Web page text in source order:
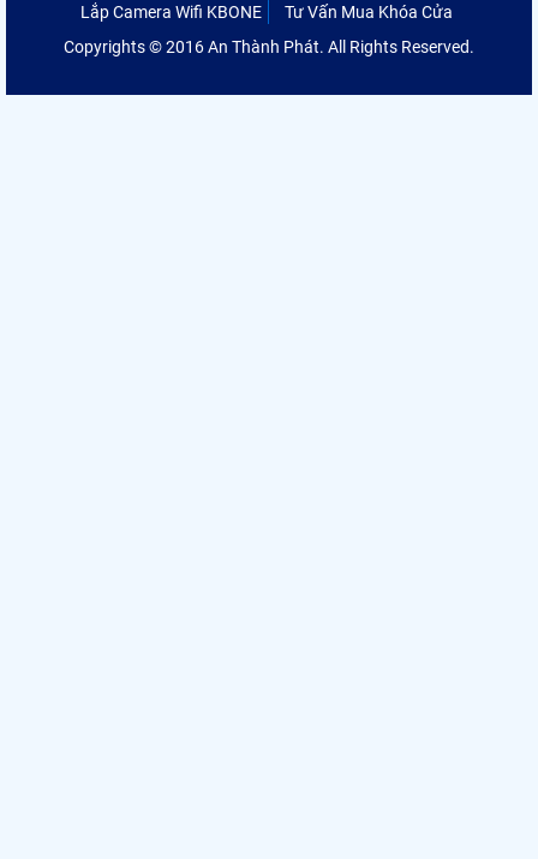
Lắp Camera Wifi KBONE
Tư Vấn Mua Khóa Cửa
Copyrights © 2016 An Thành Phát. All Rights Reserved.